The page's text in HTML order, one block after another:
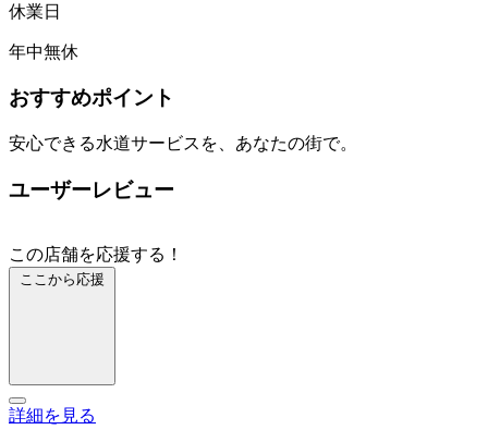
休業日
年中無休
おすすめポイント
安心できる水道サービスを、あなたの街で。
ユーザーレビュー
この店舗を応援する！
ここから応援
詳細を見る